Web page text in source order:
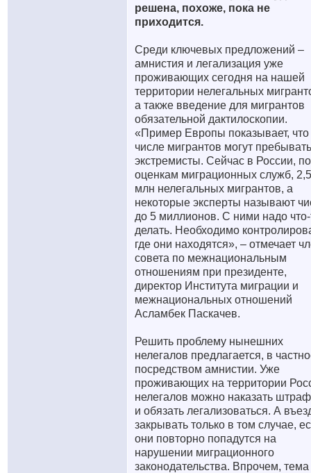
решена, похоже, пока не
приходится.
Среди ключевых предложений –
амнистия и легализация уже
проживающих сегодня на нашей
территории нелегальных
а также введение для мигрантов
обязательной дактилоскопии.
«Пример Европы показывает, что
числе мигрантов могут
экстремисты. Сейчас в России, по
оценкам миграционных служб,
млн нелегальных мигрантов, а
некоторые эксперты называют
до 5 миллионов. С ними надо
делать. Необходимо
где они находятся», – отмечает
совета по межнациональным
отношениям при президенте,
директор Института миграции и
межнациональных отношений
Асламбек Паскачев.
Решить проблему нынешних
нелегалов предлагается, в
посредством амнистии. Уже
проживающих на территории
нелегалов можно наказать
и обязать легализоваться. А
закрывать только в том случае,
они повторно попадутся на
нарушении миграционного
законодательства. Впрочем, тема